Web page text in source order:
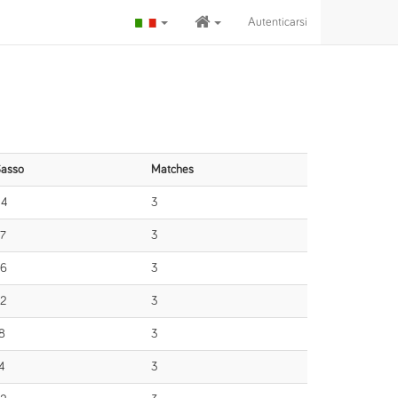
Autenticarsi
Matches
3
3
3
3
3
3